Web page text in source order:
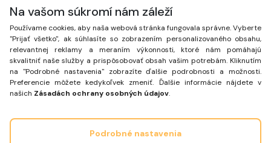
Navigácia
Projekty
Mapa
Články
Na vašom súkromí nám záleží
Používame cookies, aby naša webová stránka fungovala správne. Vyberte
"Prijať všetko", ak súhlasíte so zobrazením personalizovaného obsahu,
relevantnej reklamy a meraním výkonnosti, ktoré nám pomáhajú
skvalitniť naše služby a prispôsobovať obsah vašim potrebám. Kliknutím
na "Podrobné nastavenia" zobrazíte ďalšie podrobnosti a možnosti.
Preferencie môžete kedykoľvek zmeniť. Ďalšie informácie nájdete v
našich Zásadách ochrany osobných údajov.
Podrobné nastavenia